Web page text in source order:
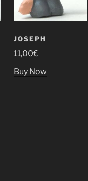
JOSEPH
11,00€
Buy Now